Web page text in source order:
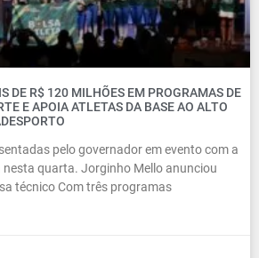
DE R$ 120 MILHÕES EM PROGRAMAS DE
E APOIA ATLETAS DA BASE AO ALTO
pelo governador em evento com a
quarta. Jorginho Mello anunciou
técnico Com três programas